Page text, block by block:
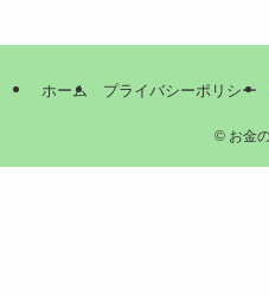
ホーム プライバシーポリシー
©お金